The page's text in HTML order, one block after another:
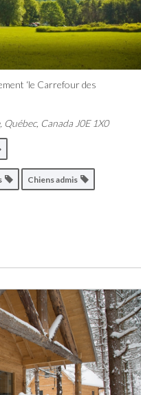
‘le Carrefour des
, Québec, Canada J0E 1X0
Chiens admis